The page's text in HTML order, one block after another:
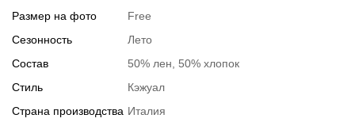
Размер на фото
Free
Сезонность
Лето
Состав
50% лен, 50% хлопок
Стиль
Кэжуал
Страна производства Италия